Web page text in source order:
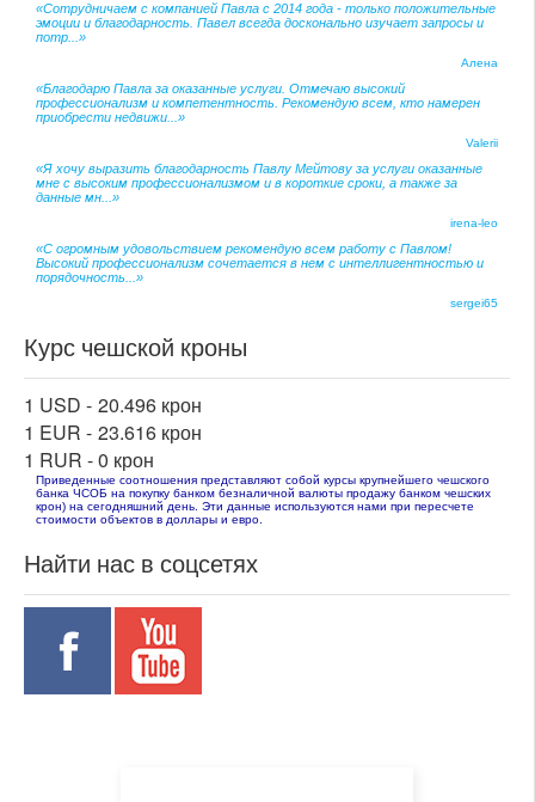
«Сотрудничаем с компанией Павла с 2014 года - только положительные
эмоции и благодарность. Павел всегда досконально изучает запросы и
потр...»
Алена
«Благодарю Павла за оказанные услуги. Отмечаю высокий
профессионализм и компетентность. Рекомендую всем, кто намерен
приобрести недвижи...»
Valerii
«Я хочу выразить благодарность Павлу Мейтову за услуги оказанные
мне с высоким профессионализмом и в короткие сроки, а также за
данные мн...»
irena-leo
«С огромным удовольствием рекомендую всем работу с Павлом!
Высокий профессионализм сочетается в нем с интеллигентностью и
порядочность...»
sergei65
Курс чешской кроны
1 USD - 20.496 крон
1 EUR - 23.616 крон
1 RUR -0 крон
Приведенные соотношения представляют собой курсы крупнейшего чешского
банка ЧСОБ на покупку банком безналичной валюты продажу банком чешских
крон) на сегодняшний день. Эти данные используются нами при пересчете
стоимости объектов в доллары и евро.
Найти нас в соцсетях